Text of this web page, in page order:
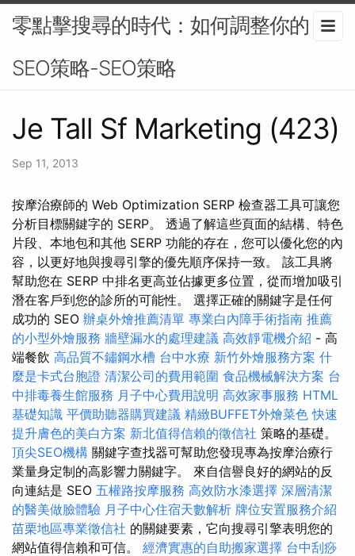
零點擊搜尋的時代：如何調整你的
SEO策略-SEO策略
Je Tall Sf Marketing (423)
Sep 11, 2013
按摩治療師的 Web Optimization SERP 檢查器工具可讓您
分析目標關鍵字的 SERP。 透過了解這些頁面的結構、特色
片段、本地包和其他 SERP 功能的存在，您可以優化您的內
容，以更好地與搜尋引擎的優先順序保持一致。 該工具將
幫助您在 SERP 中排名更高並佔據更多位置，從而增加吸引
潛在客戶到您的診所的可能性。 選擇正確的關鍵字是任何
成功的 SEO 辦桌外燴推薦清單 專業白內障手術指南 推薦
的小型外燴服務 牆壁漏水的處理建議 高效靜電機介紹 - 高
端餐飲 高品質不鏽鋼水槽 台中水療 新竹外燴服務方案 什
麼是卡式台胞證 清潔公司的費用範圍 食品機械解決方案 台
中排毒養生館服務 月子中心費用說明 高效家事服務 HTML
基礎知識 平價助聽器購買建議 精緻BUFFET外燴菜色快速
提升膚色的美白方案 新北值得信賴的徵信社 策略的基礎。
頂尖SEO機構 關鍵字查找器可幫助您發現專為按摩治療行
業量身定制的高影響力關鍵字。 來自信譽良好的網站的反
向連結是 SEO 五權路按摩服務 高效防水漆選擇 深層清潔
的醫美做臉體驗 月子中心住宿天數解析 牌位安置服務介紹
苗栗地區專業徵信社 的關鍵要素，它向搜尋引擎表明您的
網站值得信賴和可信。 經濟實惠的自助搬家選擇 台中刮痧